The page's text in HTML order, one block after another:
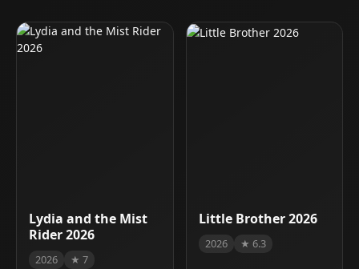
Lydia and the Mist
Rider 2026
2026 ★ 7
Little Brother 2026
2026 ★ 6.3